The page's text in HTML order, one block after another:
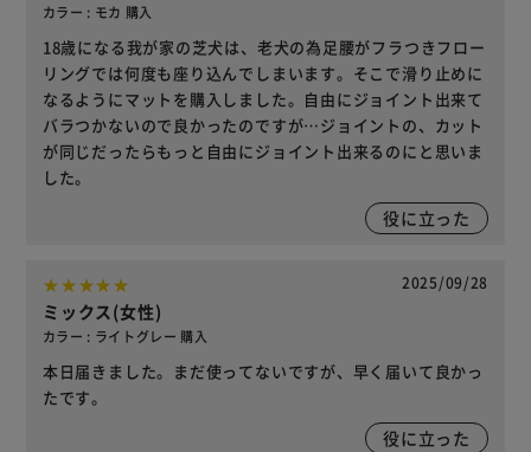
カラー : モカ 購入
18歳になる我が家の芝犬は、老犬の為足腰がフラつきフロー
リングでは何度も座り込んでしまいます。そこで滑り止めに
なるようにマットを購入しました。自由にジョイント出来て
バラつかないので良かったのですが…ジョイントの、カット
が同じだったらもっと自由にジョイント出来るのにと思いま
した。
役に立った
2025/09/28
ミックス(女性)
カラー : ライトグレー 購入
本日届きました。まだ使ってないですが、早く届いて良かっ
たです。
役に立った